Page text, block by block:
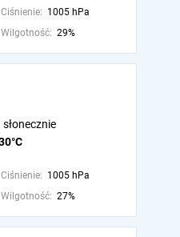
Ciśnienie: 1005 hPa
Wilgotność: 29%
Ciśnienie: 1005 hPa
Wilgotność: 27%